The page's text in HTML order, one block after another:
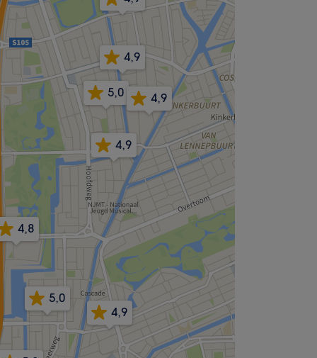
4,9
4,8
5,0
4,9
4,9
4,9
5,0